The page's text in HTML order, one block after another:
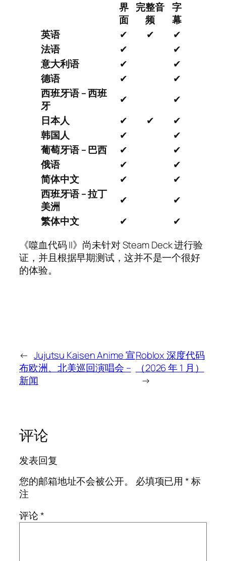
界
面
完整音
频
字
幕
英语
✔ ✔
✔
法语
✔
✔
意大利语
✔
✔
德语
✔
✔
西班牙语 – 西班
牙
✔
✔
日本人
✔ ✔
✔
韩国人
✔
✔
葡萄牙语 – 巴西
✔
✔
俄语
✔
✔
简体中文
✔
✔
西班牙语 – 拉丁
美洲
✔
✔
繁体中文
✔
✔
《噬血代码 II》尚未针对 Steam Deck 进行验
证，并且根据早期测试，这并不是一个很好
的体验。
← Jujutsu Kaisen Anime 宣
布欧洲、北美巡回演唱会 –
新闻
Roblox 深度代码
（2026 年 1 月）
→
评论
发表回复
您的邮箱地址不会被公开。
必填项已用*标
注
评论*